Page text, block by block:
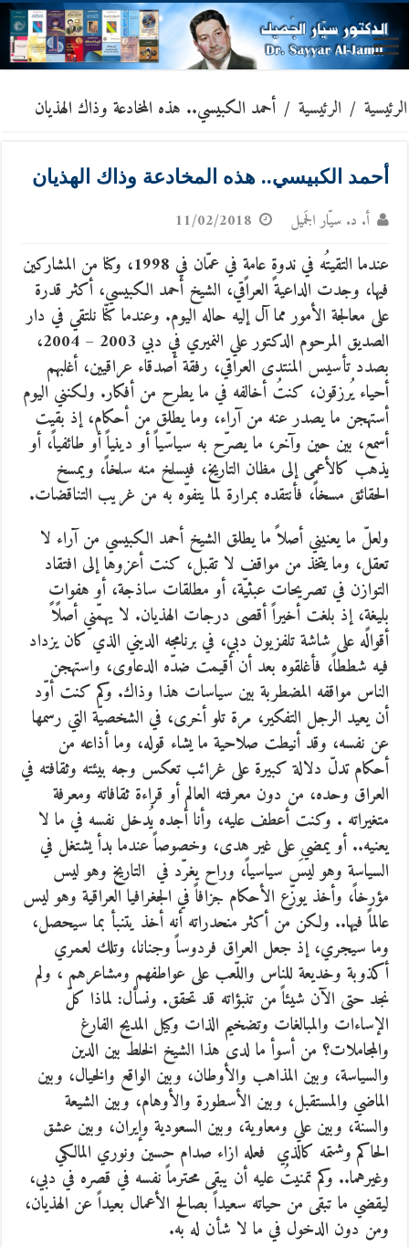
الرئيسية / الرئيسية / أحمد الكبيسي.. هذه المخادعة وذاك الهذيان
أحمد الكبيسي.. هذه المخادعة وذاك الهذيان
أ. د. سيّار الجَميل 11/02/2018
عندما التقيتُه في ندوةٍ عامةٍ في عمّان في 1998، وكنا من المشاركين
فيها، وجدت الداعية العراقي، الشيخ أحمد الكبيسي، أكثر قدرة
على معالجة الأمور مما آل إليه حاله اليوم. وعندما كنّا نلتقي في دار
الصديق المرحوم الدكتور علي النميري في دبي 2003 – 2004،
بصدد تأسيس المنتدى العراقي، رفقة أصدقاء عراقيين، أغلبهم
أحياء يُرزقون، كنتُ أخالفه في ما يطرح من أفكار. ولكنني اليوم
أستهجن ما يصدر عنه من آراء، وما يطلق من أحكام، إذ بقيت
أسمع، بين حين وآخر، ما يصرّح به سياسّياً أو دينياً أو طائفياً، أو
يذهب كالأعمى إلى مظان التاريخ، فيسلخ منه سلخاً، ويمسخ
الحقائق مسخاً، فأنتقده بمرارة لما يتفوّه به من غريب التناقضات.
ولعلّ ما يعنيني أصلاً ما يطلق الشيخ أحمد الكبيسي من آراء لا
تعقل، وما يتخذ من مواقف لا تقبل، كنت أعزوها إلى افتقاد
التوازن في تصريحات عبثيّة، أو مطلقات ساذجة، أو هفواتٍ
بليغةٍ، إذ بلغت أخيراً أقصى درجات الهذيان. لا يهمّني أصلاً
أقواله على شاشة تلفزيون دبي، في برنامجه الديني الذي كان يزداد
فيه شططاً، فأغلقوه بعد أن أقيمت ضدّه الدعاوى، واستهجن
الناس مواقفه المضطربة بين سياسات هذا وذاك. وكم كنت أوّد
أن يعيد الرجل التفكير، مرة تلو أخرى، في الشخصيّة التي رسمها
عن نفسه، وقد أنيطت صلاحية ما يشاء قوله، وما أذاعه من
أحكام تدلّ دلالة كبيرة على غرائب تعكس وجه بيئته وثقافته في
العراق وحده، من دون معرفته العالم أو قراءة ثقافاته ومعرفة
متغيراته . وكنت أعطف عليه، وأنا أجده يُدخل نفسه في ما لا
يعنيه.. أو يمضي على غير هدى، وخصوصاً عندما بدأ يشتغل في
السياسة وهو ليسَ سياسياً، وراح يغرّد في التاريخ وهو ليس
مؤرخاً، وأخذ يوزّع الأحكام جزافاً في الجغرافيا العراقية وهو ليس
عالماً فيها.. ولكن من أكثر منحدراته أنه أخذ يتنبأ بما سيحصل،
وما سيجري، إذ جعل العراق فردوساً وجنانا، وتلك لعمري
أكذوبة وخديعة للناس واللّعب على عواطفهم ومشاعرهم ، ولم
نجد حتى الآن شيئاً من تنبؤاته قد تحقق. ونسأل: لماذا كلّ
الإساءات والمبالغات وتضخيم الذات وكيل المديح الفارغ
والمجاملات؟ من أسوأ ما لدى هذا الشيخ الخلط بين الدين
والسياسة، وبين المذاهب والأوطان، وبين الواقع والخيال، وبين
الماضي والمستقبل، وبين الأسطورة والأوهام، وبين الشيعة
والسنة، وبين علي ومعاوية، وبين السعودية وإيران، وبين عشق
الحاكم وشتمه كالذي فعله ازاء صدام حسين ونوري المالكي
وغيرهما.. وكم تمنيتُ عليه أن يبقى محترماً نفسه في قصره في دبي،
ليقضي ما تبقى من حياته سعيداً بصالح الأعمال بعيداً عن الهذيان،
ومن دون الدخول في ما لا شأن له به.